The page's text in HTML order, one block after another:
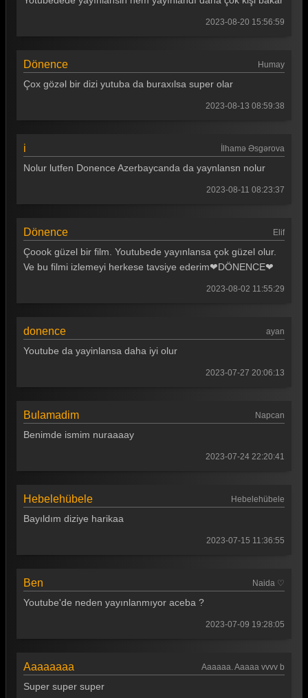
2023-08-20 15:56:59
Dönence Humay
Çox gözəl bir dizi yutuba da buraxılsa super olar
2023-08-13 08:59:38
i İlhamə Əsgərova
Nolur lutfen Donence Azerbaycanda da yaynlansn nolur
2023-08-11 08:23:37
Dönence Elif
Çoook güzel bir film. Youtubede yayınlansa çok güzel olur.
Ve bu filmi izlemeyi herkese tavsiye ederim❤DÖNENCE❤
2023-08-02 11:55:29
donence ayan
Youtube da yayinlansa daha iyi olur
2023-07-27 20:06:13
Bulamadim Napcan
Benimde ismim nuraaaay
2023-07-24 22:20:41
Hebelehübele Hebelehübele
Bayıldım diziye harikaa
2023-07-15 11:36:55
Ben Naida ♡
Youtube'de neden yayınlanmıyor aceba ?
2023-07-09 19:28:05
Aaaaaaaa Aaaaaa. Aaaaa vvvv b
Super super super